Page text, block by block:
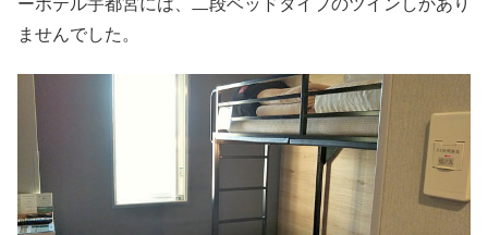
ーホテル宇都宮には、二段ベッドタイプのツインしかあり
ませんでした。